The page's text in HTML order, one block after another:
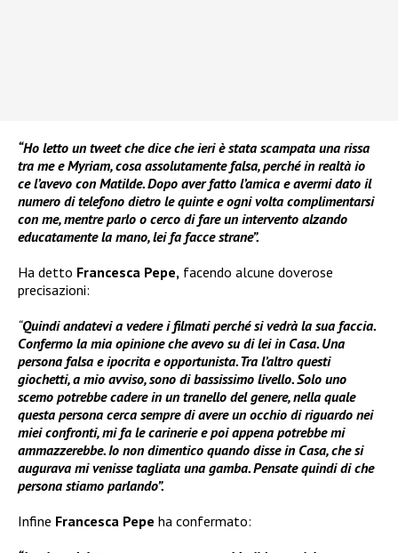
“Ho letto un tweet che dice che ieri è stata scampata una rissa
tra me e Myriam, cosa assolutamente falsa, perché in realtà io
ce l’avevo con Matilde. Dopo aver fatto l’amica e avermi dato il
numero di telefono dietro le quinte e ogni volta complimentarsi
con me, mentre parlo o cerco di fare un intervento alzando
educatamente la mano, lei fa facce strane”.
Ha detto Francesca Pepe, facendo alcune doverose
precisazioni:
“Quindi andatevi a vedere i filmati perché si vedrà la sua faccia.
Confermo la mia opinione che avevo su di lei in Casa. Una
persona falsa e ipocrita e opportunista. Tra l’altro questi
giochetti, a mio avviso, sono di bassissimo livello. Solo uno
scemo potrebbe cadere in un tranello del genere, nella quale
questa persona cerca sempre di avere un occhio di riguardo nei
miei confronti, mi fa le carinerie e poi appena potrebbe mi
ammazzerebbe. Io non dimentico quando disse in Casa, che si
augurava mi venisse tagliata una gamba. Pensate quindi di che
persona stiamo parlando”.
Infine Francesca Pepe ha confermato: